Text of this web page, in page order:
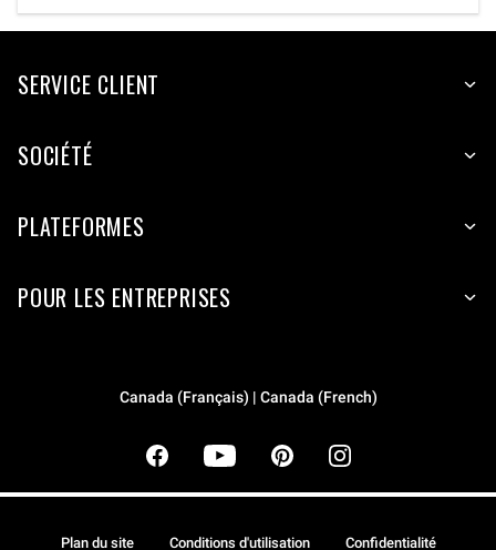
SERVICE CLIENT
SOCIÉTÉ
PLATEFORMES
POUR LES ENTREPRISES
Canada (Français) | Canada (French)
Plan du site Conditions d'utilisation Confidentialité